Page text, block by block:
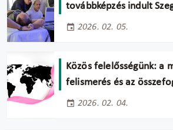
továbbképzés indult
2026. 02. 05.
Közös felelősségünk: a
felismerés és az
2026. 02. 04.